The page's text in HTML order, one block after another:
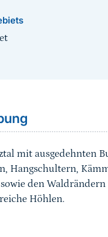
mit ausgedehnten
Hangschultern,
den Waldrändern
Höhlen.